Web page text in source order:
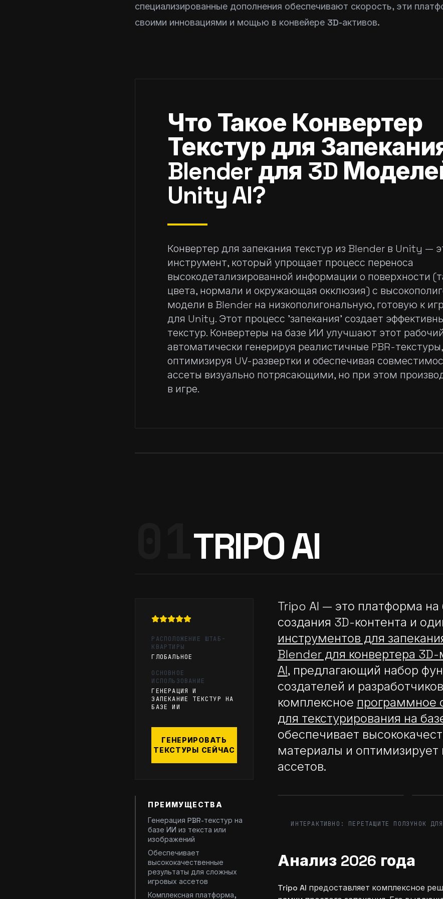
специализированные дополнения обеспечивают скорость, эти
своими инновациями и мощью в конвейере 3D-активов.
Что Такое Конвертер
Текстур для
Blender для 3D
Unity AI?
Конвертер для запекания текстур из Blender в Unity —
инструмент, который упрощает процесс переноса
высокодетализированной информации о поверхности
цвета, нормали и окружающая окклюзия) с
модели в Blender на низкополигональную, готовую к
для Unity. Этот процесс 'запекания' создает
текстур. Конвертеры на базе ИИ улучшают этот
автоматически генерируя реалистичные PBR-текстуры,
оптимизируя UV-развертки и обеспечивая
ассеты визуально потрясающими, но при этом
в игре.
TRIPO AI
РАСПОЛОЖЕНИЕ ШТАБ-
КВАРТИРЫ
ГЛОБАЛЬНОЕ
ОСНОВНОЕ
ИСПОЛЬЗОВАНИЕ
ГЕНЕРАЦИЯ И
ЗАПЕКАНИЕ ТЕКСТУР НА
БАЗЕ ИИ
ГЕНЕРИРОВАТЬ
ТЕКСТУРЫ СЕЙЧАС
ПРЕИМУЩЕСТВА
Генерация PBR-текстур на
базе ИИ из текста или
изображений
Обеспечивает
высококачественные
результаты для сложных
игровых ассетов
Комплексная платформа,
Tripo AI — это платформа
создания 3D-контента и
инструментов для
Blender для конвертера
AI, предлагающий набор
создателей и
комплексное программное
для текстурирования на
обеспечивает
материалы и оптимизирует
ассетов.
ИНТЕРАКТИВНО: ПЕРЕТАЩИТЕ ПОЛЗУНОК
Анализ 2026 года
Tripo AI предоставляет комплексное